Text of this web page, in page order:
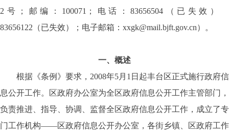
2号；邮编：100071；电话：83656504（已失效）
83656122（已失效）；电子邮箱：xxgk@mail.bjft.gov.cn）。
一、概述
根据《条例》要求，2008年5月1日起丰台区正式施行政府信
息公开工作。区政府办公室为全区政府信息公开工作主管部门，
负责推进、指导、协调、监督全区政府信息公开工作，成立了专
门工作机构——区政府信息公开办公室，各街乡镇、区政府工作